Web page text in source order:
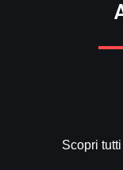
Scopri